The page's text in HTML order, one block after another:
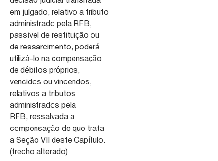
em julgado, relativo a tributo
administrado pela RFB,
passível de restituição ou
de ressarcimento, poderá
utilizá-lo na compensação
de débitos próprios,
vencidos ou vincendos,
relativos a tributos
administrados pela
RFB, ressalvada a
compensação de que trata
a Seção VII deste Capítulo.
(trecho alterado)